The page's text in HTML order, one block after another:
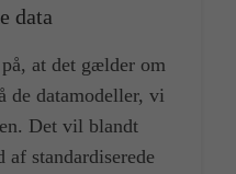
data
at det gælder om
de datamodeller, vi
Det vil blandt
af standardiserede